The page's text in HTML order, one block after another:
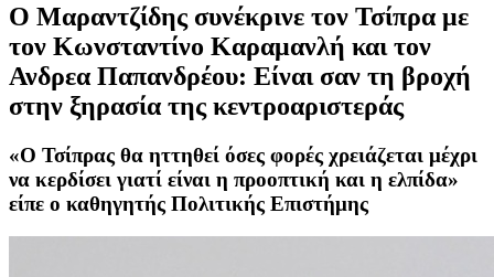
Ο Μαραντζίδης συνέκρινε τον Τσίπρα με
τον Κωνσταντίνο Καραμανλή και τον
Ανδρεα Παπανδρέου: Είναι σαν τη βροχή
στην ξηρασία της κεντροαριστεράς
«Ο Τσίπρας θα ηττηθεί όσες φορές χρειάζεται μέχρι
να κερδίσει γιατί είναι η προοπτική και η ελπίδα»
είπε ο καθηγητής Πολιτικής Επιστήμης